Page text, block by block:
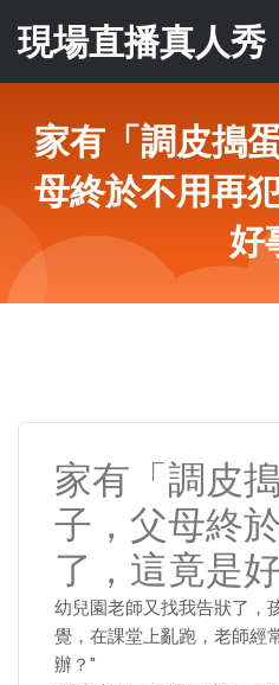
現場直播真人秀
家有「調皮搗
母終於不用再
好
家有「調皮
子，父母終
了，這竟是
幼兒園老師又找我告狀了，
覺，在課堂上亂跑，老師經
辦？"